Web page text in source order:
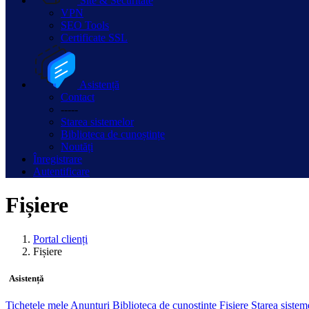
VPN
SEO Tools
Certificate SSL
Asistență
Contact
-----
Starea sistemelor
Biblioteca de cunoștințe
Noutăți
Înregistrare
Autentificare
Fișiere
Portal clienți
Fișiere
Asistență
Tichetele mele Anunțuri Biblioteca de cunoștințe Fișiere Starea